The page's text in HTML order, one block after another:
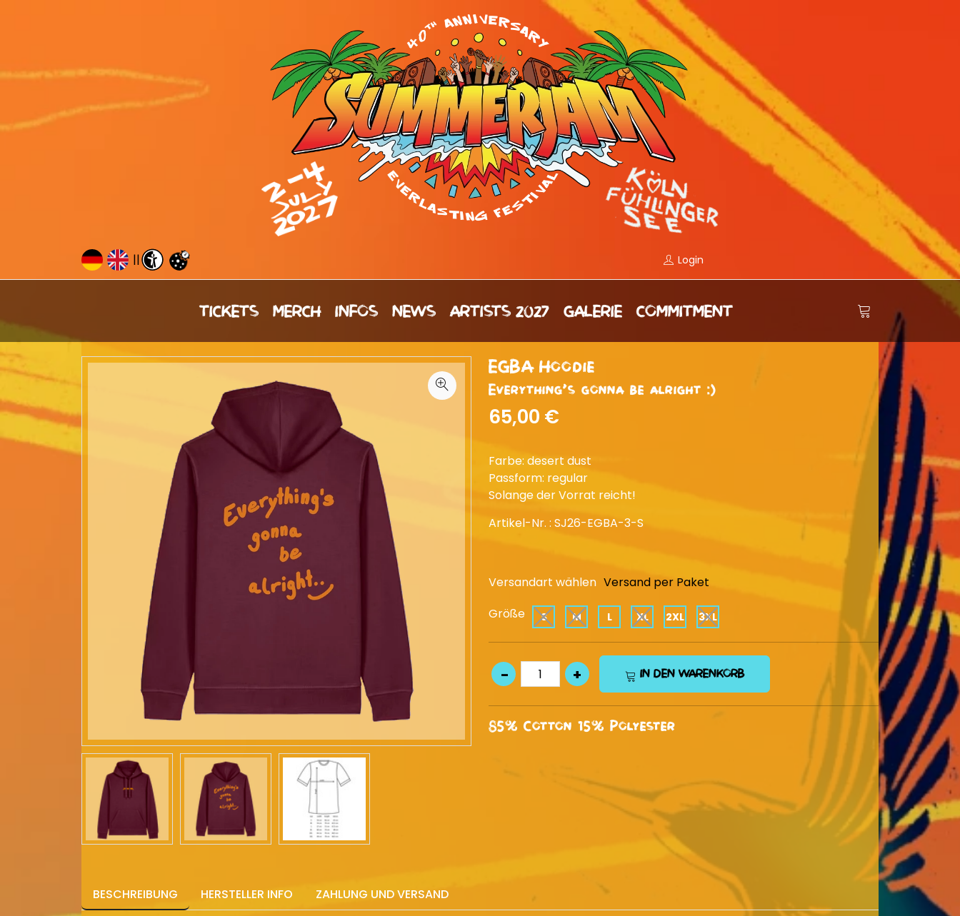
|| Login
TICKETS MERCH INFOS NEWS ARTISTS 2027 GALERIE COMMITMENT
EGBA Hoodie
Everything's gonna be alright :)
65,00 €
Farbe: desert dust
Passform: regular
Solange der Vorrat reicht!
Artikel-Nr. : SJ26-EGBA-3-S
Versandart wählen Versand per Paket
Größe
S M L XL 2XL 3XL
IN DEN WARENKORB
85% Cotton 15% Polyester
BESCHREIBUNG HERSTELLER INFO ZAHLUNG UND VERSAND